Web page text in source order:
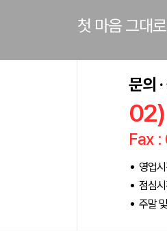
첫 마음 그대
문의
Fax
영업
점심
주말